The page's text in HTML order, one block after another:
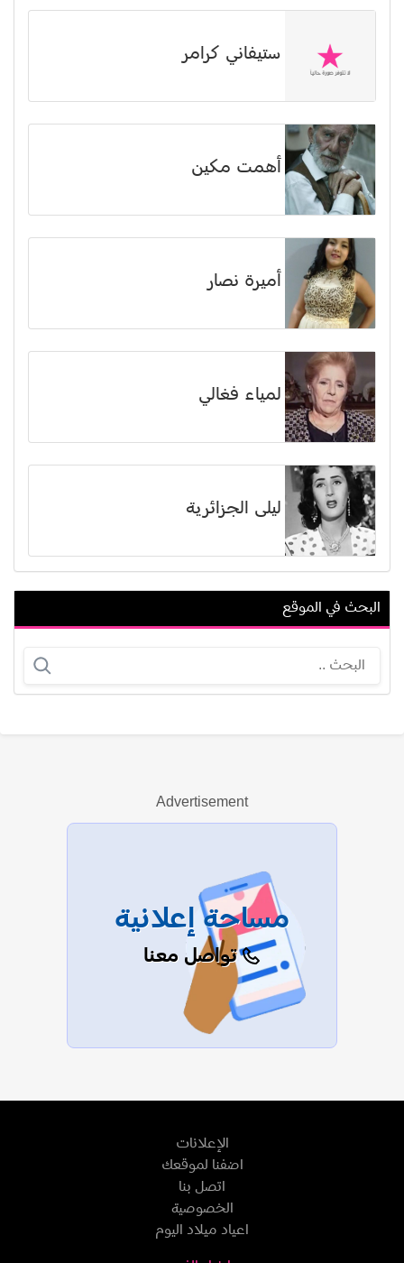
ستيفاني كرامر
أهمت مكين
أميرة نصار
لمياء فغالي
ليلى الجزائرية
البحث في الموقع
Advertisement
مساحة إعلانية
تواصل معنا
الإعلانات
اضفنا لموقعك
اتصل بنا
الخصوصية
اعياد ميلاد اليوم